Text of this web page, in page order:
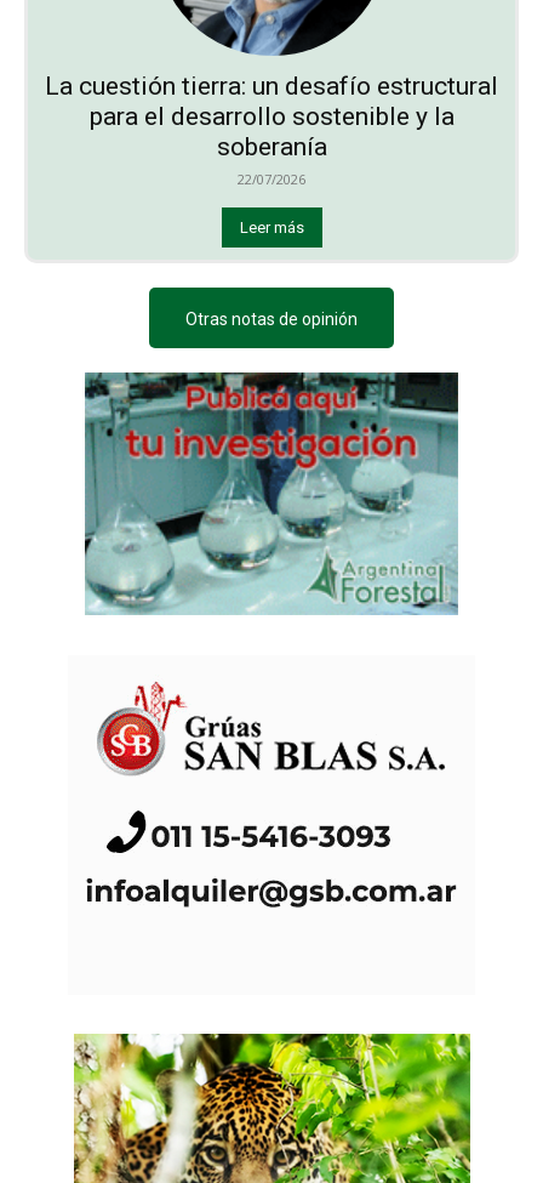
La cuestión tierra: un desafío estructural
para el desarrollo sostenible y la
soberanía
22/07/2026
Leer más
Otras notas de opinión